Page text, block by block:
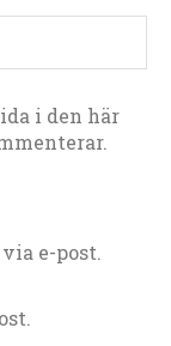
i den här
e-post.